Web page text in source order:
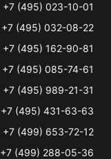
+7 (495) 023-10-01
+7 (495) 032-08-22
+7 (495) 162-90-81
+7 (495) 085-74-61
+7 (495) 989-21-31
+7 (495) 431-63-63
+7 (499) 653-72-12
+7 (499) 288-05-36